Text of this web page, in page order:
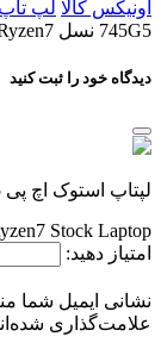
اونیکس کالا لپ
745G5 نسل Ryzen7
دیدگاه خود را ثبت کنید
لپتاپ استوک اچ پی Hp EliteBook 745G5 نسل Ryzen7
Stock Laptop
امتیاز دهید:
نشانی ایمیل شما
علامت‌گذاری